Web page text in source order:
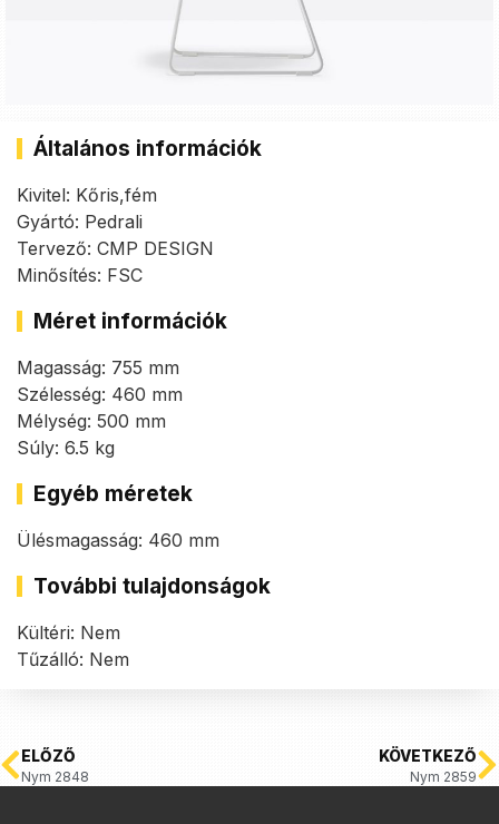
Általános információk
Kivitel: Kőris,fém
Gyártó: Pedrali
Tervező: CMP DESIGN
Minősítés: FSC
Méret információk
Magasság: 755 mm
Szélesség: 460 mm
Mélység: 500 mm
Súly: 6.5 kg
Egyéb méretek
Ülésmagasság: 460 mm
További tulajdonságok
Kültéri: Nem
Tűzálló: Nem
ELŐZŐ
Nym 2848
KÖVETKEZŐ
Nym 2859